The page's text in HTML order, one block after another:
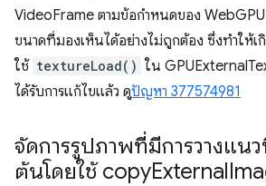
VideoFrame ตามข้อกำหนดของ WebGPU
ขนาดที่มองเห็นได้อย่างไม่ถูกต้อง ซึ่งทำให้เ
ใช้ textureLoad() ใน
ได้รับการแก้ไขแล้ว ดูปัญหา 377574981
จัดการรูปภาพที่มีการวางแนว
ต้นโดยใช้ copyExternal